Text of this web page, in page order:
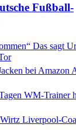
Fußball-
Das sagt
bei Amazon
WM-Trainer
Liverpool-